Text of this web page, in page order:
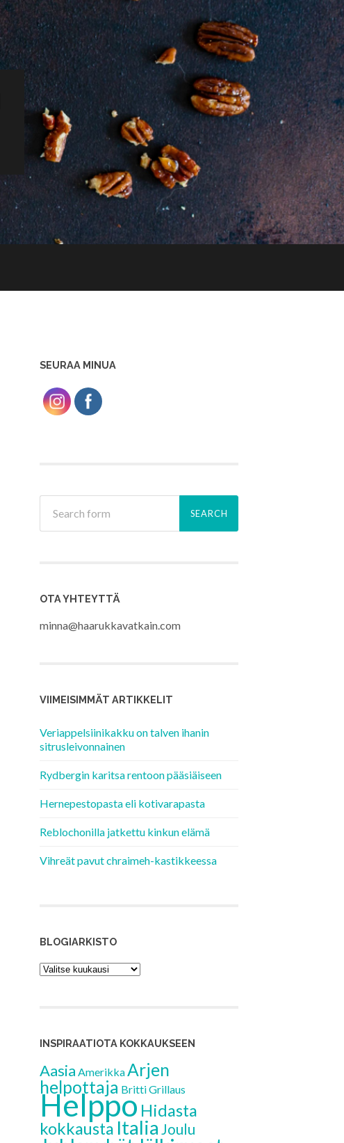
SEURAA MINUA
OTA YHTEYTTÄ
minna@haarukkavatkain.com
VIIMEISIMMÄT ARTIKKELIT
Veriappelsiinikakku on talven ihanin
sitrusleivonnainen
Rydbergin karitsa rentoon pääsiäiseen
Hernepestopasta eli kotivarapasta
Reblochonilla jatkettu kinkun elämä
Vihreät pavut chraimeh-kastikkeessa
BLOGIARKISTO
Blogiarkisto
INSPIRAATIOTA KOKKAUKSEEN
Aasia AmerikkaArjen
helpottaja BrittiGrillaus
HelppoHidasta
kokkausta Italia Joulu